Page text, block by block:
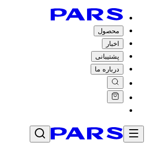
محصول
اخبار
پشتیبانی
درباره ما